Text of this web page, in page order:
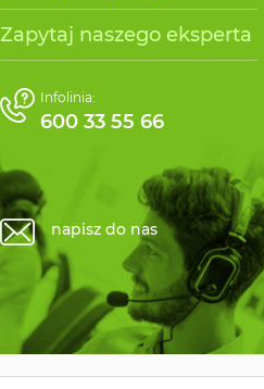
Zapytaj naszego eksperta
Infolinia:
600 33 55 66
napisz do nas